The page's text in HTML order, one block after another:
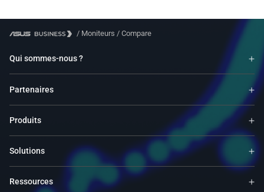
/ Moniteurs / Compare
Qui sommes-nous ?
Partenaires
Produits
Solutions
Ressources